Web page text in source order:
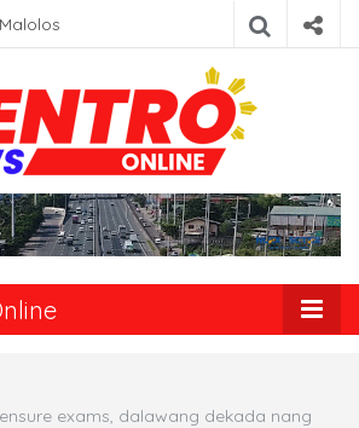
Malolos
Centro News
Online
exams, dalawang dekada nang